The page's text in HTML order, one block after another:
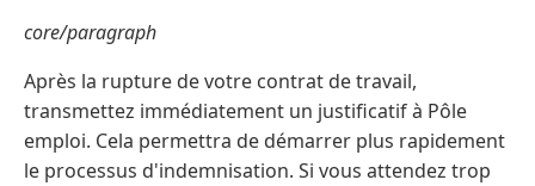
core/paragraph
Après la rupture de votre contrat de travail,
transmettez immédiatement un justificatif à Pôle
emploi. Cela permettra de démarrer plus rapidement
le processus d'indemnisation. Si vous attendez trop